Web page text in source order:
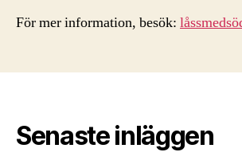
För mer information, besök:
Senaste inläggen